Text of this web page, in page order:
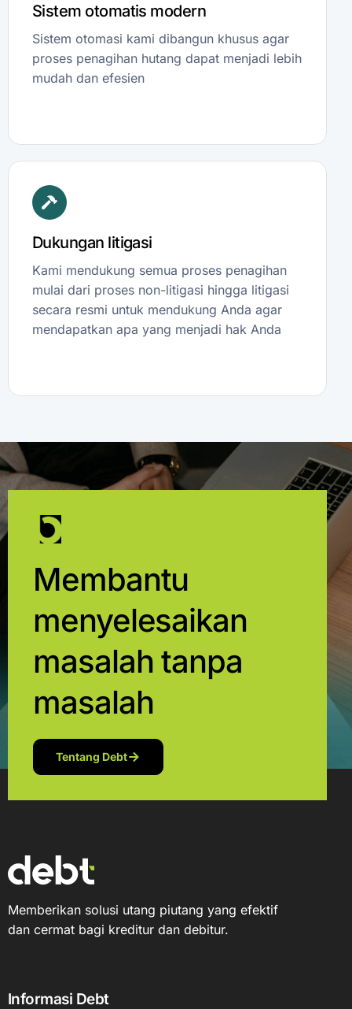
Sistem otomatis modern
Sistem otomasi kami dibangun khusus agar
proses penagihan hutang dapat menjadi lebih
mudah dan efesien
Dukungan litigasi
Kami mendukung semua proses penagihan
mulai dari proses non-litigasi hingga litigasi
secara resmi untuk mendukung Anda agar
mendapatkan apa yang menjadi hak Anda
Membantu
menyelesaikan
masalah tanpa
masalah
Tentang Debt
Memberikan solusi utang piutang yang efektif
dan cermat bagi kreditur dan debitur.
Informasi Debt